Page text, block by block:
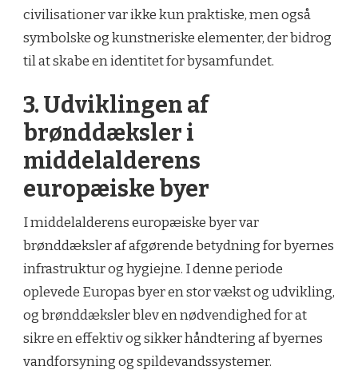
civilisationer var ikke kun praktiske, men også
symbolske og kunstneriske elementer, der bidrog
til at skabe en identitet for bysamfundet.
3. Udviklingen af
brønddæksler i
middelalderens
europæiske byer
I middelalderens europæiske byer var
brønddæksler af afgørende betydning for byernes
infrastruktur og hygiejne. I denne periode
oplevede Europas byer en stor vækst og udvikling,
og brønddæksler blev en nødvendighed for at
sikre en effektiv og sikker håndtering af byernes
vandforsyning og spildevandssystemer.